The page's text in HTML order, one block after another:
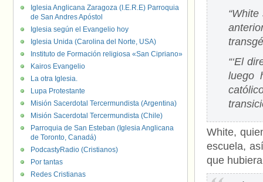
“‘El
luego
White,
escuela,
que
Iglesia Anglicana Zaragoza (I.E.R.E) Parroquia
de San Andres Apóstol
Iglesia según el Evangelio hoy
Iglesia Unida (Carolina del Norte, USA)
Instituto de Formación religiosa «San Cipriano»
Kairos Evangelio
La otra Iglesia.
Lupa Protestante
Misión Sacerdotal Tercermundista (Argentina)
Misión Sacerdotal Tercermundista (Chile)
Parroquia de San Esteban (Iglesia Anglicana
de Toronto, Canadá)
PodcastyRadio (Cristianos)
Por tantas
Redes Cristianas